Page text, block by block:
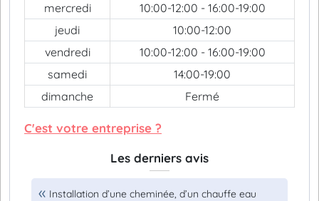
mercredi
10:00-12:00 - 16:00-19:00
jeudi
10:00-12:00
vendredi
10:00-12:00 - 16:00-19:00
samedi
14:00-19:00
dimanche
Fermé
C'est votre entreprise ?
Les derniers avis
Installation d’une cheminée, d’un chauffe eau